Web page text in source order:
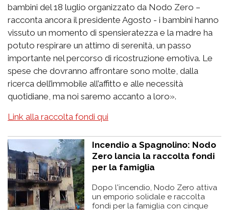
bambini del 18 luglio organizzato da Nodo Zero –
racconta ancora il presidente Agosto - i bambini hanno
vissuto un momento di spensieratezza e la madre ha
potuto respirare un attimo di serenità, un passo
importante nel percorso di ricostruzione emotiva. Le
spese che dovranno affrontare sono molte, dalla
ricerca dell’immobile all’affitto e alle necessità
quotidiane, ma noi saremo accanto a loro».
Link alla raccolta fondi qui
Incendio a Spagnolino: Nodo
Zero lancia la raccolta fondi
per la famiglia
Dopo l'incendio, Nodo Zero attiva
un emporio solidale e raccolta
fondi per la famiglia con cinque